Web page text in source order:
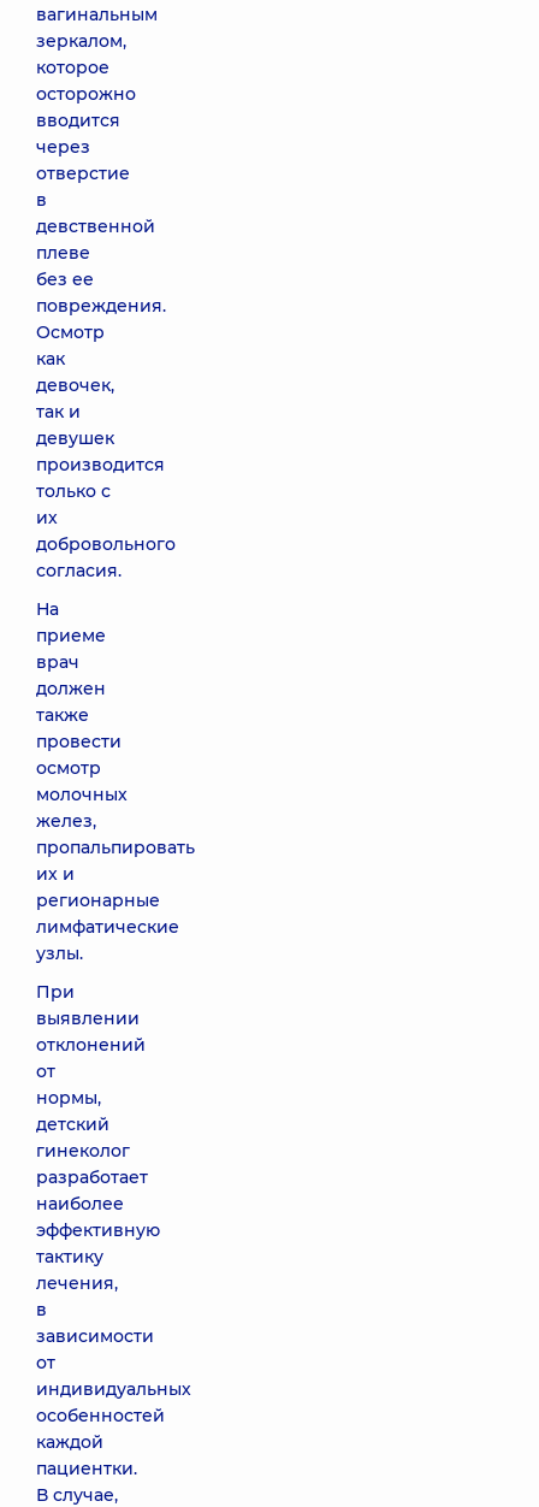
вагинальным
зеркалом,
которое
осторожно
вводится
через
отверстие
в
девственной
плеве
без ее
повреждения.
Осмотр
как
девочек,
так и
девушек
производится
только с
их
добровольного
согласия.
На
приеме
врач
должен
также
провести
осмотр
молочных
желез,
пропальпировать
их и
регионарные
лимфатические
узлы.
При
выявлении
отклонений
от
нормы,
детский
гинеколог
разработает
наиболее
эффективную
тактику
лечения,
в
зависимости
от
индивидуальных
особенностей
каждой
пациентки.
В случае,